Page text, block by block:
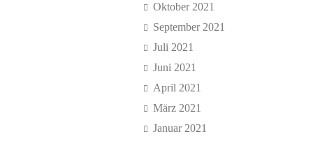
Oktober 2021
September 2021
Juli 2021
Juni 2021
April 2021
März 2021
Januar 2021